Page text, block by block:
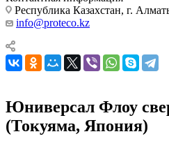
Республика Казахстан, г.
info@proteco.kz
Юниверсал Флоу
(Токуяма, Япония)